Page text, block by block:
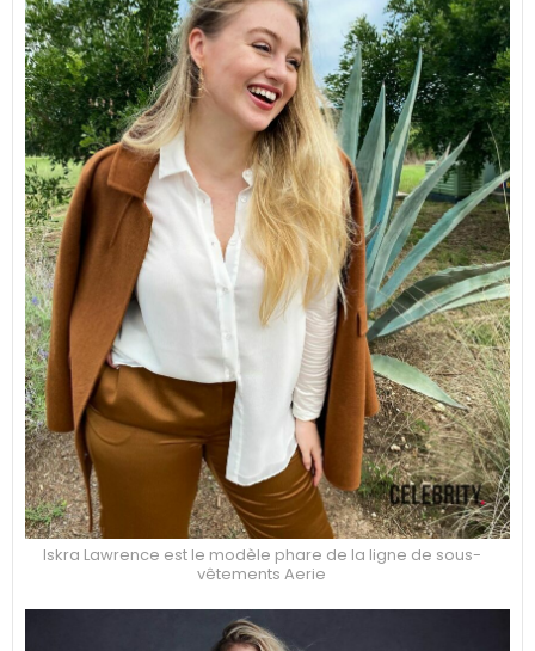
Iskra Lawrence est le modèle phare de la ligne de sous-
vêtements Aerie